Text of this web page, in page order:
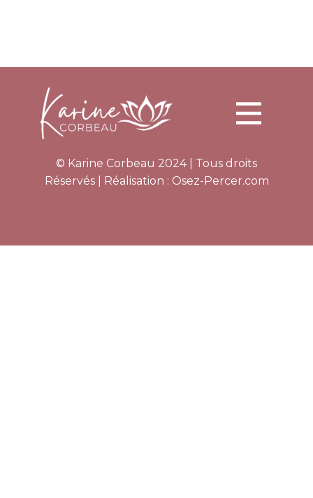
© Karine Corbeau 2024 | Tous droits
Réservés | Réalisation : Osez-Percer.com